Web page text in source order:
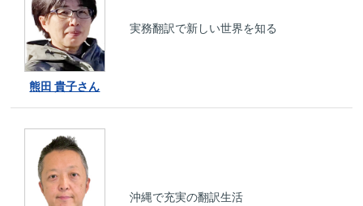
熊田 貴子さん
実務翻訳で新しい世界を知る
沖縄で充実の翻訳生活